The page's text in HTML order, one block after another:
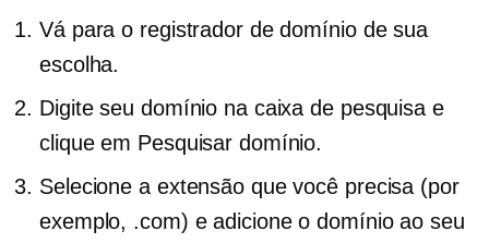
Vá para o registrador de domínio de sua
escolha.
Digite seu domínio na caixa de pesquisa e
clique em Pesquisar domínio.
Selecione a extensão que você precisa (por
exemplo, .com) e adicione o domínio ao seu